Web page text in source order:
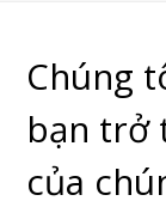
Chúng
bạn trở
của